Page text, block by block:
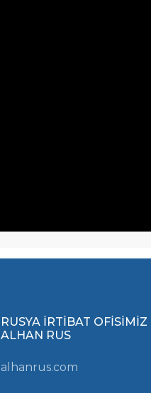
RUSYA İRTİBAT OFİSİMİZ
ALHAN RUS
alhanrus.com